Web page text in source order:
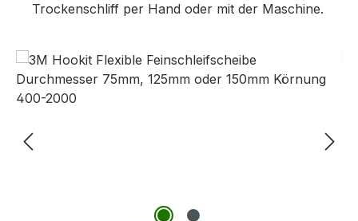
Trockenschliff per Hand oder mit der Maschine.
Bildergalerie überspringen